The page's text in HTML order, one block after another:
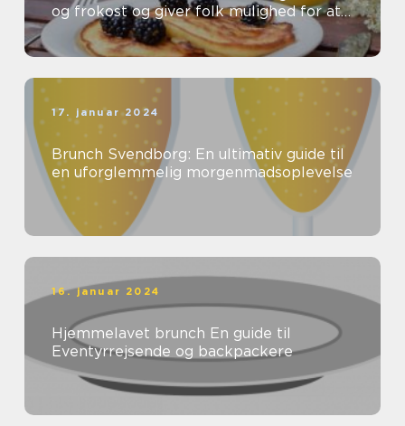
og frokost og giver folk mulighed for at
nyde en lækker og afslappet spiseop...
17. januar 2024
Brunch Svendborg: En ultimativ guide til
en uforglemmelig morgenmadsoplevelse
16. januar 2024
Hjemmelavet brunch En guide til
Eventyrrejsende og backpackere